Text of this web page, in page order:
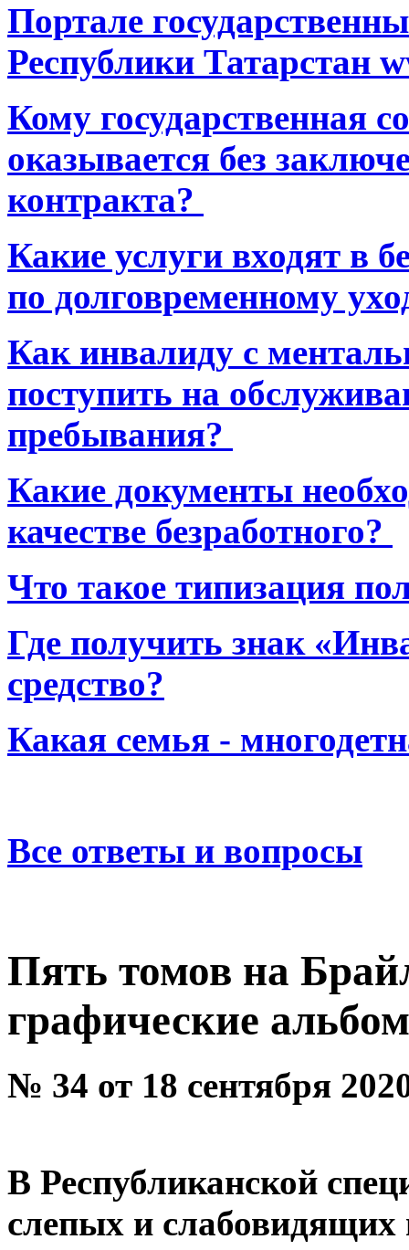
Портале
Республики Татарстан
Кому государственная
оказывается без
контракта?
Какие услуги входят в
по долговременному
Как инвалиду с
поступить на
пребывания?
Какие документы
качестве безработного?
Что такое типизация
Где получить знак
средство?
Какая семья -
Все ответы и вопросы
Пять томов на
графические
№ 34 от 18 сентября
В Республиканской
слепых и